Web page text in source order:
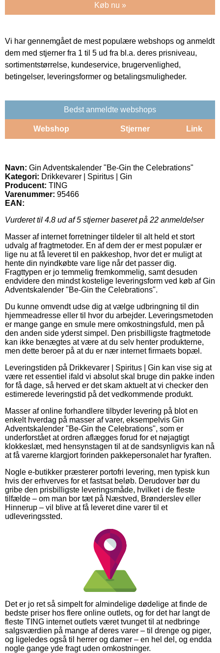
Køb nu »
Vi har gennemgået de mest populære webshops og anmeldt
dem med stjerner fra 1 til 5 ud fra bl.a. deres prisniveau,
sortimentstørrelse, kundeservice, brugervenlighed,
betingelser, leveringsformer og betalingsmuligheder.
Bedst anmeldte webshops
Webshop Stjerner Link
Navn: Gin Adventskalender "Be-Gin the Celebrations"
Kategori: Drikkevarer | Spiritus | Gin
Producent: TING
Varenummer: 95466
EAN:
Vurderet til 4.8 ud af 5 stjerner baseret på 22 anmeldelser
Masser af internet forretninger tildeler til alt held et stort
udvalg af fragtmetoder. En af dem der er mest populær er
lige nu at få leveret til en pakkeshop, hvor det er muligt at
hente din nyindkøbte vare lige når det passer dig.
Fragttypen er jo temmelig fremkommelig, samt desuden
endvidere den mindst kostelige leveringsform ved køb af Gin
Adventskalender "Be-Gin the Celebrations".
Du kunne omvendt udse dig at vælge udbringning til din
hjemmeadresse eller til hvor du arbejder. Leveringsmetoden
er mange gange en smule mere omkostningsfuld, men på
den anden side yderst simpel. Den prisbilligste fragtmetode
kan ikke benægtes at være at du selv henter produkterne,
men dette beroer på at du er nær internet firmaets bopæl.
Leveringstiden på Drikkevarer | Spiritus | Gin kan vise sig at
være ret essentiel ifald vi absolut skal bruge din pakke inden
for få dage, så herved er det skam aktuelt at vi checker den
estimerede leveringstid på det vedkommende produkt.
Masser af online forhandlere tilbyder levering på blot en
enkelt hverdag på masser af varer, eksempelvis Gin
Adventskalender "Be-Gin the Celebrations", som er
underforstået at ordren aflægges forud for et nøjagtigt
klokkeslæt, med hensynstagen til at de sandsynligvis kan nå
at få varerne klargjort forinden pakkepersonalet har fyraften.
Nogle e-butikker præsterer portofri levering, men typisk kun
hvis der erhverves for et fastsat beløb. Derudover bør du
gribe den prisbilligste leveringsmåde, hvilket i de fleste
tilfælde – om man bor tæt på Næstved, Brønderslev eller
Hinnerup – vil blive at få leveret dine varer til et
udleveringssted.
Det er jo ret så simpelt for almindelige dødelige at finde de
bedste priser hos flere online outlets, og for det har langt de
fleste TING internet outlets været tvunget til at nedbringe
salgsværdien på mange af deres varer – til drenge og piger,
og ligeledes også til herrer og damer – en hel del, og endda
nogle gange yde fragt uden omkostninger.